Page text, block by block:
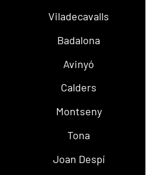
Viladecavalls
Badalona
Avinyó
Calders
Montseny
Tona
Joan Despí